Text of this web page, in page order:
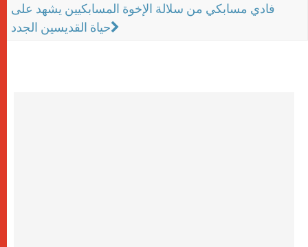
فادي مسابكي من سلالة الإخوة المسابكيين يشهد على
حياة القديسين الجدد